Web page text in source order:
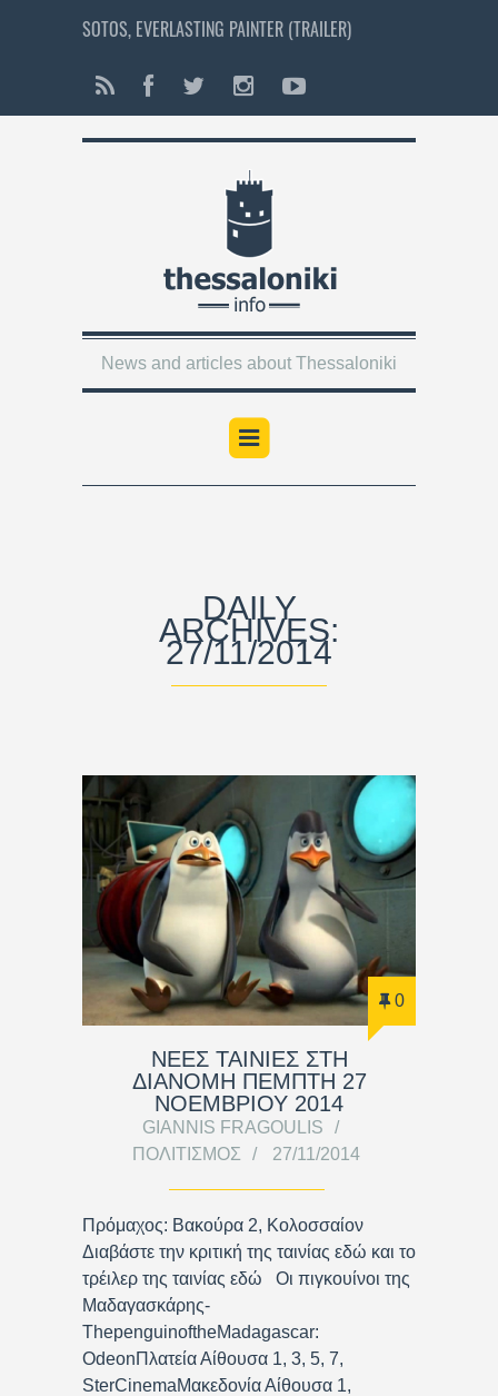
SOTOS, EVERLASTING PAINTER (TRAILER)
News and articles about Thessaloniki
DAILY
ARCHIVES:
27/11/2014
0
ΝΕΕΣ ΤΑΙΝΙΕΣ ΣΤΗ
ΔΙΑΝΟΜΗ ΠΕΜΠΤΗ 27
ΝΟΕΜΒΡΙΟΥ 2014
GIANNIS FRAGOULIS
ΠΟΛΙΤΙΣΜΌΣ
27/11/2014
Πρόμαχος: Βακούρα 2, Κολοσσαίον
Διαβάστε την κριτική της ταινίας εδώ και το
τρέιλερ της ταινίας εδώ Οι πιγκουίνοι της
Μαδαγασκάρης-
ThepenguinoftheMadagascar:
OdeonΠλατεία Αίθουσα 1, 3, 5, 7,
SterCinemaΜακεδονία Αίθουσα 1,